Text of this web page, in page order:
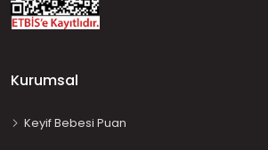
Kurumsal
Keyif Bebesi Puan